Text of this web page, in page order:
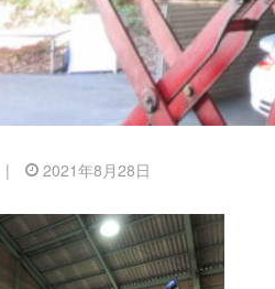
| 2021年8月28日